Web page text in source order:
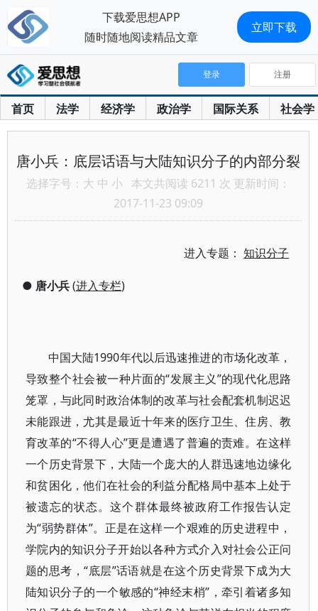
首页 法学 经济学 政治学 国际关系 社会学
登录 注册
唐小兵：底层话语与大陆知识分子的内部分裂
选择字号： 大 中 小 本文共阅读 6211 次 更新时间：
2017-11-23 09:09
进入专题：知识分子
● 唐小兵(进入专栏)
中国大陆1990年代以后迅速推进的市场化改革，
导致整个社会被一种片面的“发展主义”的现代化思路
笼罩，与此同时政治体制的改革与社会配套机制迟迟
未能跟进，尤其是最近十年来的医疗卫生、住房、教
育改革的“不得人心”更是遭遇了普遍的责难。在这样
一个历史背景下，大陆一个庞大的人群迅速地边缘化
和贫困化，他们在社会的利益分配格局中基本上处于
被遗忘的状态。这个群体最终被政府工作报告认定
为“弱势群体”。正是在这样一个艰难的历史进程中，
学院内的知识分子开始以各种方式介入对社会公正问
题的思考，“底层”话语就是在这个历史背景下成为大
陆知识分子的一个敏感的“神经末梢”，牵引着诸多知
下载爱思想APP
随时随地阅读精品文章
立即下载